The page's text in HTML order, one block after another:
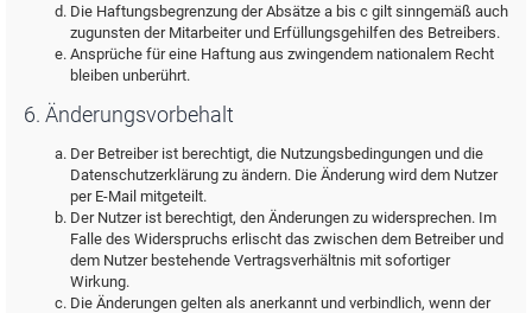
Die Haftungsbegrenzung der Absätze a bis c gilt sinngemäß auch
zugunsten der Mitarbeiter und Erfüllungsgehilfen des Betreibers.
Ansprüche für eine Haftung aus zwingendem nationalem Recht
bleiben unberührt.
6. Änderungsvorbehalt
Der Betreiber ist berechtigt, die Nutzungsbedingungen und die
Datenschutzerklärung zu ändern. Die Änderung wird dem Nutzer
per E-Mail mitgeteilt.
Der Nutzer ist berechtigt, den Änderungen zu widersprechen. Im
Falle des Widerspruchs erlischt das zwischen dem Betreiber und
dem Nutzer bestehende Vertragsverhältnis mit sofortiger
Wirkung.
Die Änderungen gelten als anerkannt und verbindlich, wenn der